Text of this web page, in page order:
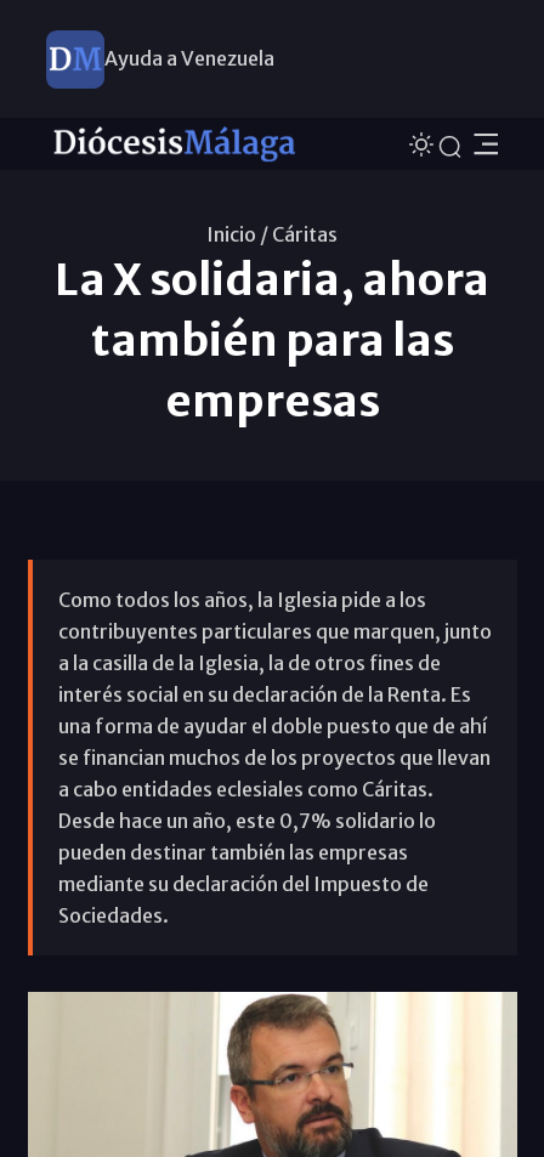
Ayuda a Venezuela
Inicio / Cáritas
La X solidaria, ahora
también para las
empresas
Como todos los años, la Iglesia pide a los
contribuyentes particulares que marquen, junto
a la casilla de la Iglesia, la de otros fines de
interés social en su declaración de la Renta. Es
una forma de ayudar el doble puesto que de ahí
se financian muchos de los proyectos que llevan
a cabo entidades eclesiales como Cáritas.
Desde hace un año, este 0,7% solidario lo
pueden destinar también las empresas
mediante su declaración del Impuesto de
Sociedades.